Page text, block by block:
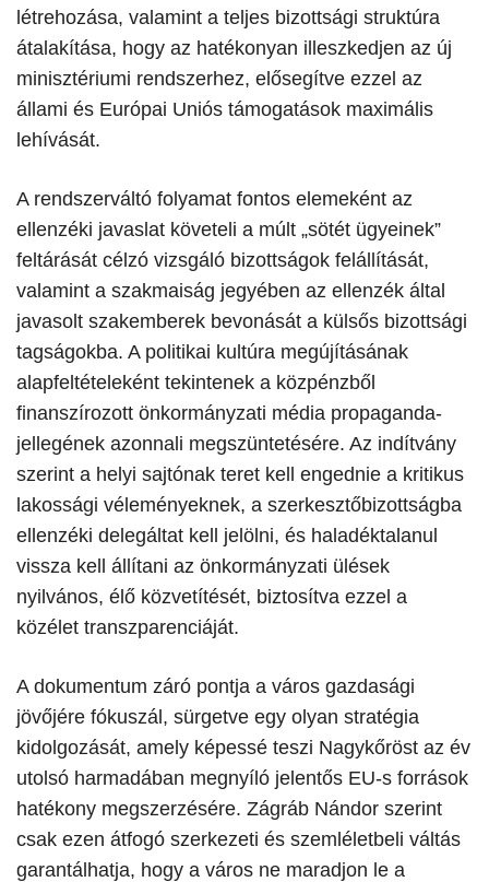
létrehozása, valamint a teljes bizottsági struktúra
átalakítása, hogy az hatékonyan illeszkedjen az új
minisztériumi rendszerhez, elősegítve ezzel az
állami és Európai Uniós támogatások maximális
lehívását.
​A rendszerváltó folyamat fontos elemeként az
ellenzéki javaslat követeli a múlt „sötét ügyeinek”
feltárását célzó vizsgáló bizottságok felállítását,
valamint a szakmaiság jegyében az ellenzék által
javasolt szakemberek bevonását a külsős bizottsági
tagságokba. A politikai kultúra megújításának
alapfeltételeként tekintenek a közpénzből
finanszírozott önkormányzati média propaganda-
jellegének azonnali megszüntetésére. Az indítvány
szerint a helyi sajtónak teret kell engednie a kritikus
lakossági véleményeknek, a szerkesztőbizottságba
ellenzéki delegáltat kell jelölni, és haladéktalanul
vissza kell állítani az önkormányzati ülések
nyilvános, élő közvetítését, biztosítva ezzel a
közélet transzparenciáját.
​A dokumentum záró pontja a város gazdasági
jövőjére fókuszál, sürgetve egy olyan stratégia
kidolgozását, amely képessé teszi Nagykőröst az év
utolsó harmadában megnyíló jelentős EU-s források
hatékony megszerzésére. Zágráb Nándor szerint
csak ezen átfogó szerkezeti és szemléletbeli váltás
garantálhatja, hogy a város ne maradjon le a